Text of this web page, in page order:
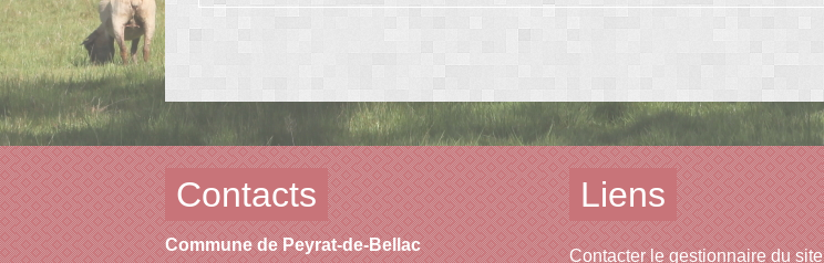
Contacts
Commune de Peyrat-de-Bellac
Liens
Contacter le gestionnaire du site